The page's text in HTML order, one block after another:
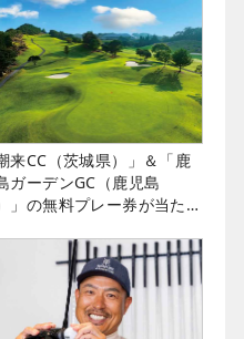
来CC（茨城県）」＆「鹿
ガーデンGC（鹿児島
」の無料プレー券が当た